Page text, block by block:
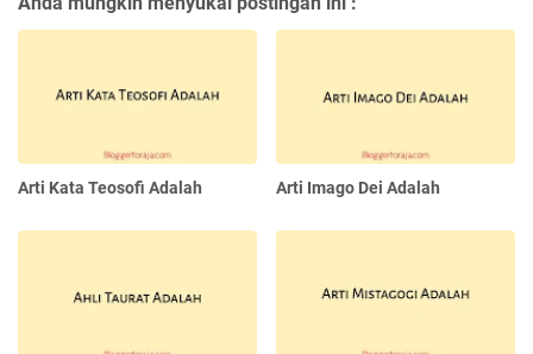
Arti Kata Teosofi Adalah Arti Imago Dei Adalah